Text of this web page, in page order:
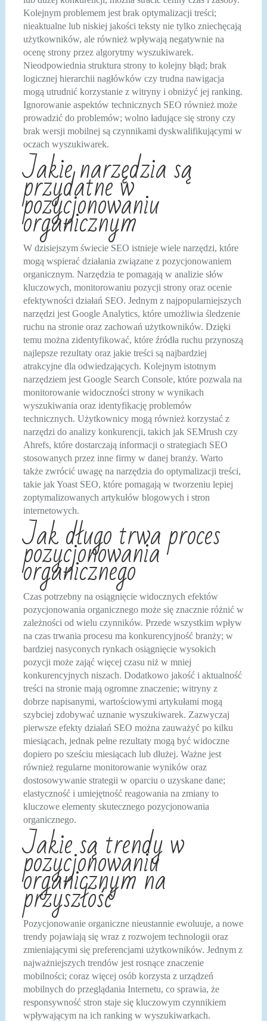
Kolejnym problemem jest brak optymalizacji treści;
nieaktualne lub niskiej jakości teksty nie tylko zniechęcają
użytkowników, ale również wpływają negatywnie na
ocenę strony przez algorytmy wyszukiwarek.
Nieodpowiednia struktura strony to kolejny błąd; brak
logicznej hierarchii nagłówków czy trudna nawigacja
mogą utrudnić korzystanie z witryny i obniżyć jej ranking.
Ignorowanie aspektów technicznych SEO również może
prowadzić do problemów; wolno ładujące się strony czy
brak wersji mobilnej są czynnikami dyskwalifikującymi w
oczach wyszukiwarek.
Jakie narzędzia są
przydatne w
pozycjonowaniu
organicznym
W dzisiejszym świecie SEO istnieje wiele narzędzi, które
mogą wspierać działania związane z pozycjonowaniem
organicznym. Narzędzia te pomagają w analizie słów
kluczowych, monitorowaniu pozycji strony oraz ocenie
efektywności działań SEO. Jednym z najpopularniejszych
narzędzi jest Google Analytics, które umożliwia śledzenie
ruchu na stronie oraz zachowań użytkowników. Dzięki
temu można zidentyfikować, które źródła ruchu przynoszą
najlepsze rezultaty oraz jakie treści są najbardziej
atrakcyjne dla odwiedzających. Kolejnym istotnym
narzędziem jest Google Search Console, które pozwala na
monitorowanie widoczności strony w wynikach
wyszukiwania oraz identyfikację problemów
technicznych. Użytkownicy mogą również korzystać z
narzędzi do analizy konkurencji, takich jak SEMrush czy
Ahrefs, które dostarczają informacji o strategiach SEO
stosowanych przez inne firmy w danej branży. Warto
także zwrócić uwagę na narzędzia do optymalizacji treści,
takie jak Yoast SEO, które pomagają w tworzeniu lepiej
zoptymalizowanych artykułów blogowych i stron
internetowych.
Jak długo trwa proces
pozycjonowania
organicznego
Czas potrzebny na osiągnięcie widocznych efektów
pozycjonowania organicznego może się znacznie różnić w
zależności od wielu czynników. Przede wszystkim wpływ
na czas trwania procesu ma konkurencyjność branży; w
bardziej nasyconych rynkach osiągnięcie wysokich
pozycji może zająć więcej czasu niż w mniej
konkurencyjnych niszach. Dodatkowo jakość i aktualność
treści na stronie mają ogromne znaczenie; witryny z
dobrze napisanymi, wartościowymi artykułami mogą
szybciej zdobywać uznanie wyszukiwarek. Zazwyczaj
pierwsze efekty działań SEO można zauważyć po kilku
miesiącach, jednak pełne rezultaty mogą być widoczne
dopiero po sześciu miesiącach lub dłużej. Ważne jest
również regularne monitorowanie wyników oraz
dostosowywanie strategii w oparciu o uzyskane dane;
elastyczność i umiejętność reagowania na zmiany to
kluczowe elementy skutecznego pozycjonowania
organicznego.
Jakie są trendy w
pozycjonowaniu
organicznym na
przyszłość
Pozycjonowanie organiczne nieustannie ewoluuje, a nowe
trendy pojawiają się wraz z rozwojem technologii oraz
zmieniającymi się preferencjami użytkowników. Jednym z
najważniejszych trendów jest rosnące znaczenie
mobilności; coraz więcej osób korzysta z urządzeń
mobilnych do przeglądania Internetu, co sprawia, że
responsywność stron staje się kluczowym czynnikiem
wpływającym na ich ranking w wyszukiwarkach.